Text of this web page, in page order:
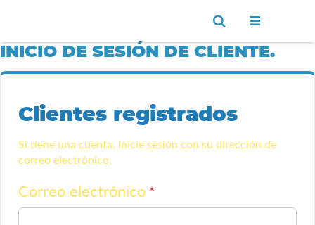
Buscar
INICIO DE SESIÓN DE CLIENTE.
Clientes registrados
Si tiene una cuenta, inicie sesión con su dirección de
correo electrónico.
Correo electrónico